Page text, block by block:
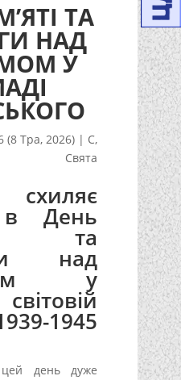
ТА
НАД
У
(8 Тра, 2026) | С,
Свята
в День
та
над
у
1945
цей день дуже